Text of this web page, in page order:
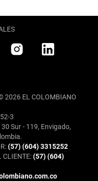
2026 EL COLOMBIANO
3
Sur - 119, Envigado,
(57) (604) 3315252
CLIENTE:(57) (604)